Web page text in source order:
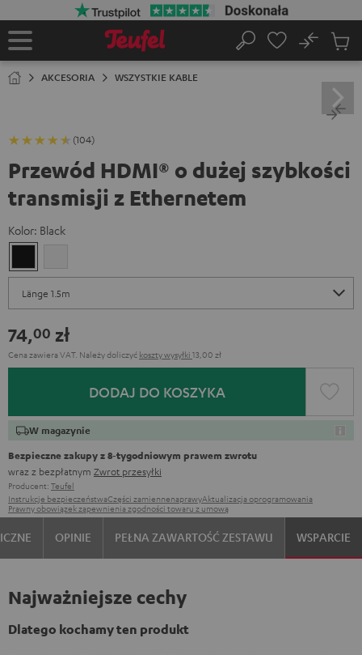
Strona
Szukaj
No
AKCESORIA WSZYSTKIE KABLE
(104)
Przewód HDMI® o dużej szybkości
transmisji z Ethernetem
Kolor: Black
74,00 zł
Cena zawiera VAT. Należy doliczyć koszty wysyłki 13,00 zł
DODAJ DO KOSZYKA
W magazynie
Bezpieczne zakupy z 8‑tygodniowym prawem zwrotu
wraz z bezpłatnym Zwrot przesyłki
Producent: Teufel
Instrukcje bezpieczeństwaCzęści zamiennenaprawyAktualizacja oprogramowania
Prawny obowiązek zapewnienia zgodności towaru z umową
OPINIE PEŁNA ZAWARTOŚĆ ZESTAWU WSPARCIE
Najważniejsze cechy
Dlatego kochamy ten produkt